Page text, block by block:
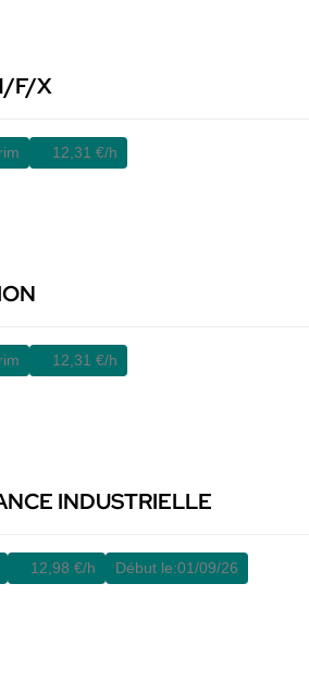
F/X
12,31 €/h
12,31 €/h
INDUSTRIELLE
12,98 €/h Début le:01/09/26